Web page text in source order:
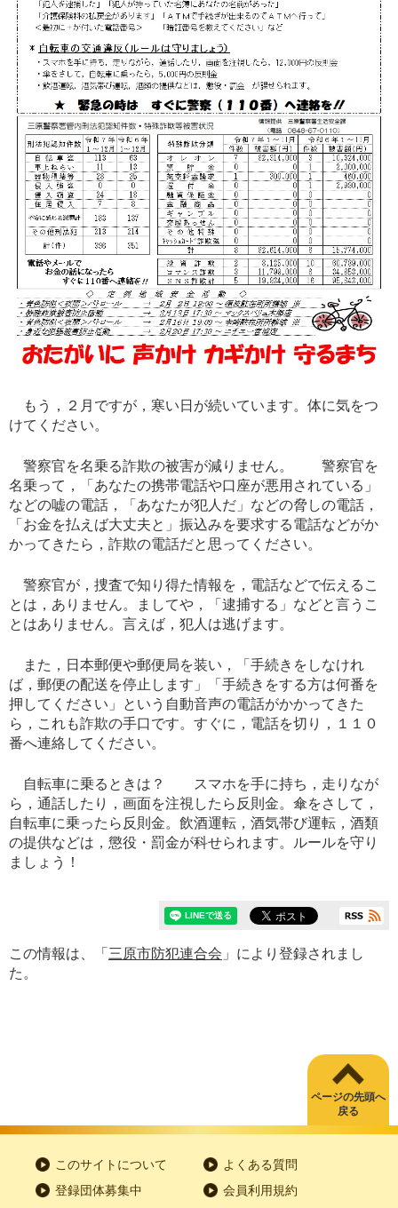
もう，２月ですが，寒い日が続いています。体に気をつ
けてください。
警察官を名乗る詐欺の被害が減りません。 警察官を
名乗って，「あなたの携帯電話や口座が悪用されている」
などの嘘の電話，「あなたが犯人だ」などの脅しの電話，
「お金を払えば大丈夫と」振込みを要求する電話などがか
かってきたら，詐欺の電話だと思ってください。
警察官が，捜査で知り得た情報を，電話などで伝えるこ
とは，ありません。ましてや，「逮捕する」などと言うこ
とはありません。言えば，犯人は逃げます。
また，日本郵便や郵便局を装い，「手続きをしなけれ
ば，郵便の配送を停止します」「手続きをする方は何番を
押してください」という自動音声の電話がかかってきた
ら，これも詐欺の手口です。すぐに，電話を切り，１１０
番へ連絡してください。
自転車に乗るときは？ スマホを手に持ち，走りなが
ら，通話したり，画面を注視したら反則金。傘をさして，
自転車に乗ったら反則金。飲酒運転，酒気帯び運転，酒類
の提供などは，懲役・罰金が科せられます。ルールを守り
ましょう！
この情報は、「 三原市防犯連合会 」により登録されまし
た。
ページの先頭へ
戻る
このサイトについて
よくある質問
登録団体募集中
会員利用規約